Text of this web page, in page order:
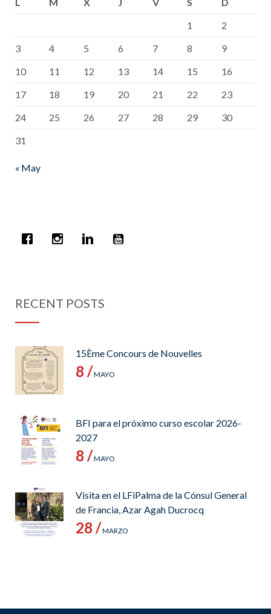
1
2
3
4 5 6 7 8
9
10
11 12 13 14 15
16
17
18 19 20 21 22
23
24
25 26 27 28 29
30
31
« May
RECENT POSTS
15Ème Concours de Nouvelles
8 /MAYO
BFI para el próximo curso escolar 2026-
2027
8 /MAYO
Visita en el LFiPalma de la Cónsul General
de Francia, Azar Agah Ducrocq
28 /MARZO